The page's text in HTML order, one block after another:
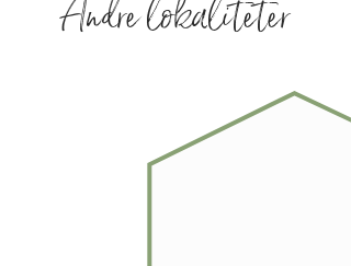
Andre lokaliteter